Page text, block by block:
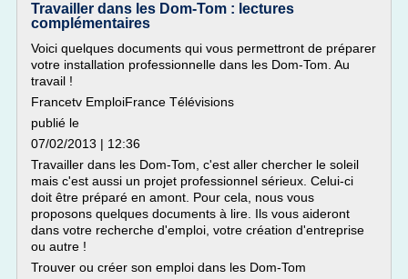
Travailler dans les Dom-Tom : lectures
complémentaires
Voici quelques documents qui vous permettront de préparer
votre installation professionnelle dans les Dom-Tom. Au
travail !
Francetv EmploiFrance Télévisions
publié le
07/02/2013 | 12:36
Travailler dans les Dom-Tom, c'est aller chercher le soleil
mais c'est aussi un projet professionnel sérieux. Celui-ci
doit être préparé en amont. Pour cela, nous vous
proposons quelques documents à lire. Ils vous aideront
dans votre recherche d'emploi, votre création d'entreprise
ou autre !
Trouver ou créer son emploi dans les Dom-Tom